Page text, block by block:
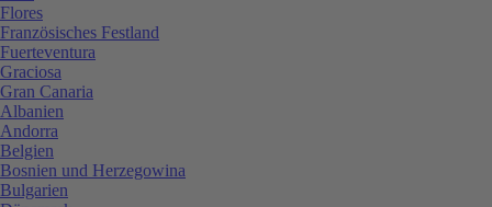
Flores
Französisches Festland
Fuerteventura
Graciosa
Gran Canaria
Albanien
Andorra
Belgien
Bosnien und Herzegowina
Bulgarien